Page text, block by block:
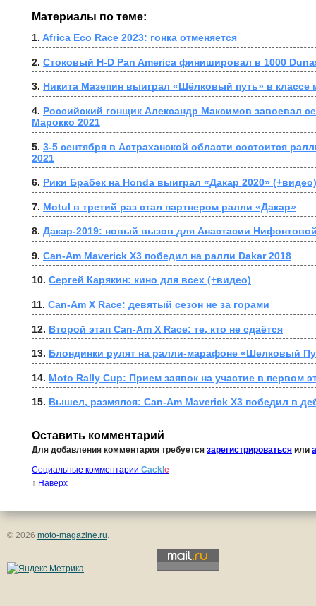
Материалы по теме:
1. Africa Eco Race 2023: гонка отменяется
2. Стоковый H-D Pan America финишировал в 1000
3. Никита Мазепин выиграл «Шёлковый путь» в классе
4. Российский гонщик Александр Максимов завоевал
Марокко 2021
5. 3-5 сентября в Астраханской области состоится
2021
6. Рики Брабек на Honda выиграл «Дакар 2020» (+видео)
7. Motul в третий раз стал партнером ралли «Дакар»
8. Дакар-2019: новый вызов для Анастасии
9. Can-Am Maverick X3 победил на ралли Dakar 2018
10. Сергей Карякин: кино для всех (+видео)
11. Can-Am X Race: девятый сезон не за горами
12. Второй этап Can-Am X Race: те, кто не сдаётся
13. Блондинки рулят на ралли-марафоне «Шелковый
14. Moto Rally Cup: Прием заявок на участие в первом
15. Вышел, размялся: Can-Am Maverick X3 победил в
Оставить комментарий
Для добавления комментария требуется зарегистрироваться или
Социальные комментарии Cackl e
↑ Наверх
© 2026 moto-magazine.ru.